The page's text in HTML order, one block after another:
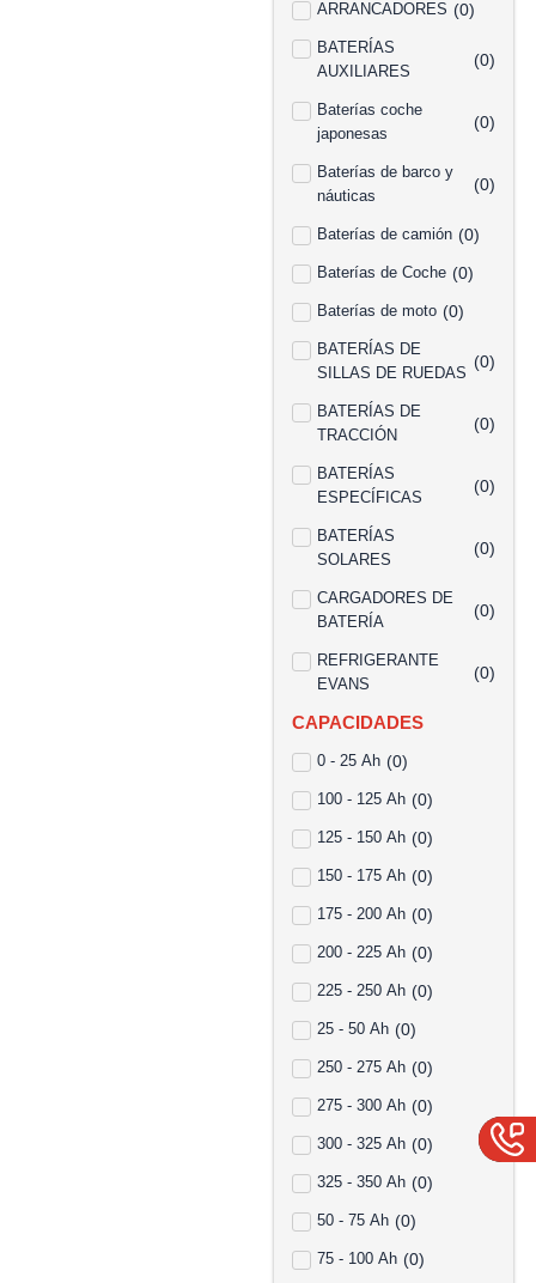
ARRANCADORES (0)
BATERÍAS
AUXILIARES
(0)
Baterías coche
japonesas
(0)
Baterías de barco y
náuticas
(0)
Baterías de camión (0)
Baterías de Coche (0)
Baterías de moto (0)
BATERÍAS DE
SILLAS DE RUEDAS
(0)
BATERÍAS DE
TRACCIÓN
(0)
BATERÍAS
ESPECÍFICAS
(0)
BATERÍAS
SOLARES
(0)
CARGADORES DE
BATERÍA
(0)
REFRIGERANTE
EVANS
(0)
CAPACIDADES
0 - 25 Ah (0)
100 - 125 Ah (0)
125 - 150 Ah (0)
150 - 175 Ah (0)
175 - 200 Ah (0)
200 - 225 Ah (0)
225 - 250 Ah (0)
25 - 50 Ah (0)
250 - 275 Ah (0)
275 - 300 Ah (0)
300 - 325 Ah (0)
325 - 350 Ah (0)
50 - 75 Ah (0)
75 - 100 Ah (0)